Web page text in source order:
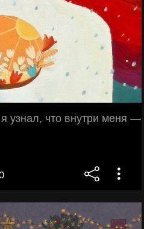
узнал, что внутри меня —